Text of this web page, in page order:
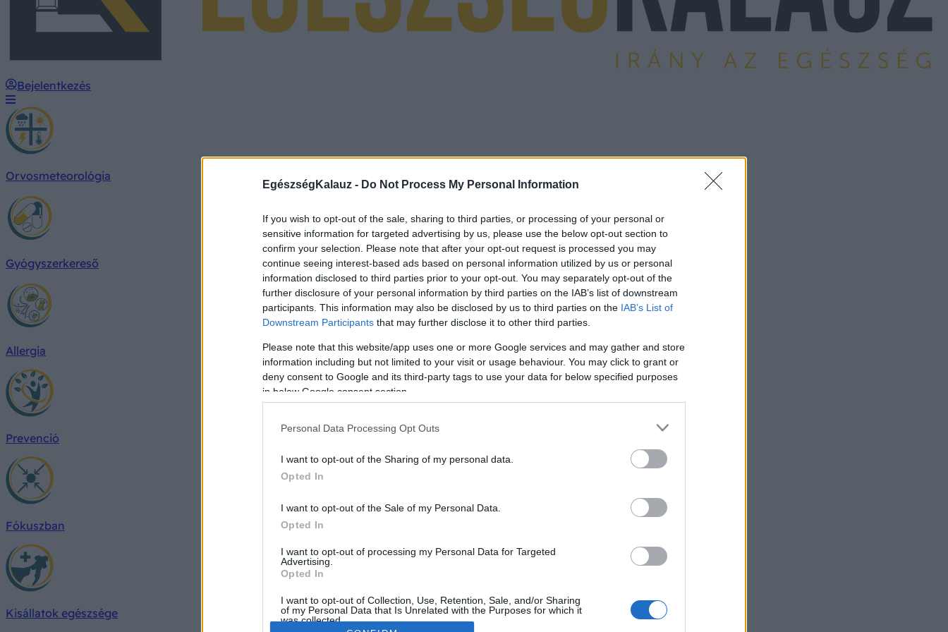
EgészségKalauz - Do Not Process My Personal Information
If you wish to opt-out of the sale, sharing to third parties, or processing of your personal or
sensitive information for targeted advertising by us, please use the below opt-out section to
confirm your selection. Please note that after your opt-out request is processed you may
continue seeing interest-based ads based on personal information utilized by us or personal
information disclosed to third parties prior to your opt-out. You may separately opt-out of the
further disclosure of your personal information by third parties on the IAB’s list of downstream
participants. This information may also be disclosed by us to third parties on the IAB’s List of
Downstream Participants that may further disclose it to other third parties.
Please note that this website/app uses one or more Google services and may gather and store
information including but not limited to your visit or usage behaviour. You may click to grant or
deny consent to Google and its third-party tags to use your data for below specified purposes
in below Google consent section.
Personal Data Processing Opt Outs
I want to opt-out of the Sharing of my personal data.
Opted In
I want to opt-out of the Sale of my Personal Data.
Opted In
I want to opt-out of processing my Personal Data for Targeted
Advertising.
Opted In
I want to opt-out of Collection, Use, Retention, Sale, and/or Sharing
of my Personal Data that Is Unrelated with the Purposes for which it
was collected.
Bejelentkezés
Orvosmeteorológia
Gyógyszerkereső
Allergia
Prevenció
Fókuszban
Kisállatok egészsége